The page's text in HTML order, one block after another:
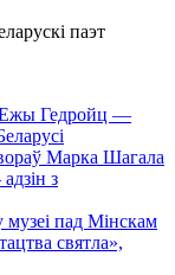
паэт
Ежы Гедройц —
Марка Шагала
з
музеі пад Мінскам
святла»,